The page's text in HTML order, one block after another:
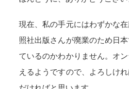
現在、私の手元にはわずかな
照社出版さんが廃業のため日
ているのかわかりません。オ
えるようですので、よろしけ